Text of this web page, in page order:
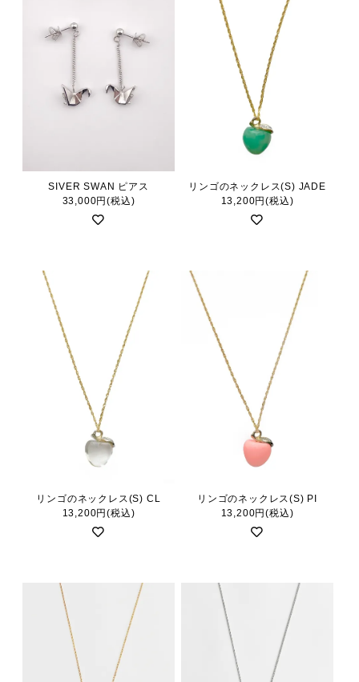
SIVER SWAN ピアス
33,000円(税込)
リンゴのネックレス(S) JADE
13,200円(税込)
リンゴのネックレス(S) CL
13,200円(税込)
リンゴのネックレス(S) PI
13,200円(税込)